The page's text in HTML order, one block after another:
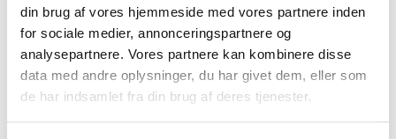
din brug af vores hjemmeside med vores partnere inden
for sociale medier, annonceringspartnere og
analysepartnere. Vores partnere kan kombinere disse
data med andre oplysninger, du har givet dem, eller som
de har indsamlet fra din brug af deres tjenester.
Står du overfor en renovering af dit hjem eller
virksomhed, er Idom El altid lige i nærheden.
Vi gør vores forarbejde grundigt: Vi starter
med et besøg hos dig, så vi sammen kan få en
snak om opgavens omfang.